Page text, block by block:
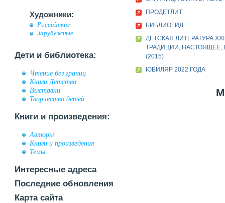
Художники:
Российские
Зарубежные
Дети и библиотека:
Чтение без границ
Книги Детства
Выставки
Творчество детей
Книги и произведения:
Авторы
Книги и произведения
Темы
Интересные адреса
Последние обновления
Карта сайта
ПРОДЕТЛИТ
БИБЛИОГИД
ДЕТСКАЯ ЛИТЕРАТУРА
ТРАДИЦИИ, НАСТОЯЩЕЕ,
(2015)
ЮБИЛЯР 2022 ГОДА